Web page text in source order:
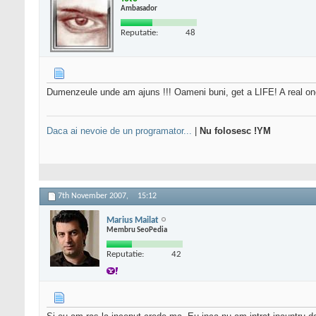
Ambasador
Reputatie: 48
Dumenzeule unde am ajuns !!! Oameni buni, get a LIFE! A real
Daca ai nevoie de un programator... Nu folosesc !YM
7th November 2007, 15:12
Marius Mailat
Membru SeoPedia
Reputatie: 42